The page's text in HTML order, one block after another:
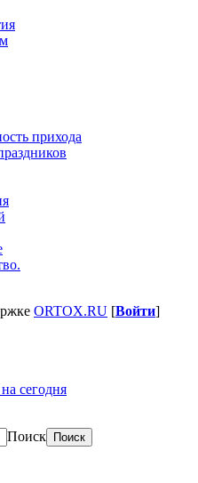
прихода
ORTOX.RU [Войти]
сегодня
Поиск